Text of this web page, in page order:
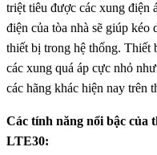
triệt tiêu được các xung điện
điện của tòa nhà sẽ giúp kéo
thiết bị trong hệ thống. Thiết
các xung quá áp cực nhỏ
các hãng khác hiện nay trên
Các tính năng nổi bậc của
LTE30: